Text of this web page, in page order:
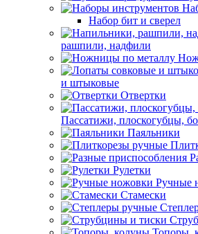
Набор бит и сверел
рашпили, надфили
и штыковые
Отвертки
Пассатижи, плоскогубцы,
Паяльники
Рулетки
Ручные
Стамески